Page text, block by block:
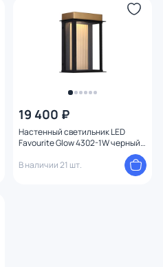
19 400 ₽
Настенный светильник LED
Favourite Glow 4302-1W черный,
В наличии 21 шт.